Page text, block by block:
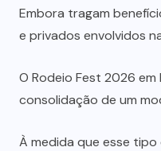
Embora tragam
e privados envolvidos
O Rodeio Fest 2026 em
consolidação de um
À medida que esse